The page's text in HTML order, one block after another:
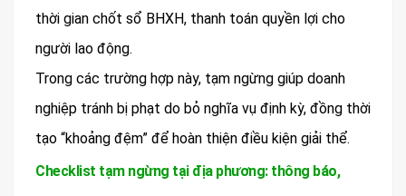
thời gian chốt sổ BHXH, thanh toán quyền lợi cho
người lao động.
Trong các trường hợp này, tạm ngừng giúp doanh
nghiệp tránh bị phạt do bỏ nghĩa vụ định kỳ, đồng thời
tạo “khoảng đệm” để hoàn thiện điều kiện giải thể.
Checklist tạm ngừng tại địa phương: thông báo,